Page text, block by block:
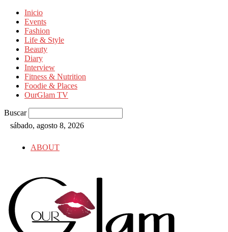
Inicio
Events
Fashion
Life & Style
Beauty
Diary
Interview
Fitness & Nutrition
Foodie & Places
OurGlam TV
Buscar
sábado, agosto 8, 2026
ABOUT